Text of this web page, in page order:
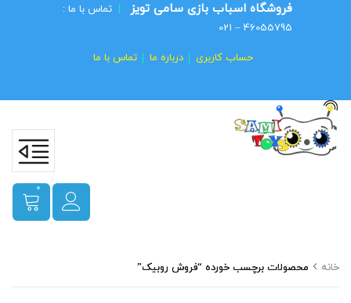
فروشگاه اسباب بازی سامی تویز | تماس با ما :
46055795 – 021
حساب کاربری درباره ما تماس با ما
0
خانه محصولات برچسب خورده “فروش روبیک”